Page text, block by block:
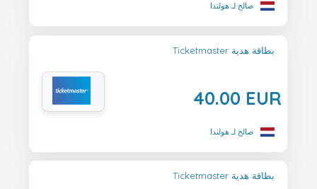
صالح لـ هولندا
Ticketmaster بطاقة هدية
40.00 EUR
صالح لـ هولندا
Ticketmaster بطاقة هدية